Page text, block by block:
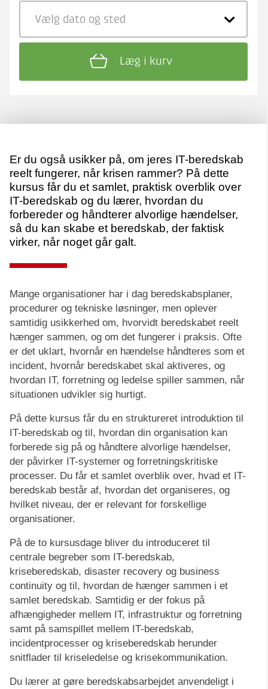
Vælg dato og sted
Læg i kurv
Er du også usikker på, om jeres IT-beredskab
reelt fungerer, når krisen rammer? På dette
kursus får du et samlet, praktisk overblik over
IT-beredskab og du lærer, hvordan du
forbereder og håndterer alvorlige hændelser,
så du kan skabe et beredskab, der faktisk
virker, når noget går galt.
Mange organisationer har i dag beredskabsplaner,
procedurer og tekniske løsninger, men oplever
samtidig usikkerhed om, hvorvidt beredskabet reelt
hænger sammen, og om det fungerer i praksis. Ofte
er det uklart, hvornår en hændelse håndteres som et
incident, hvornår beredskabet skal aktiveres, og
hvordan IT, forretning og ledelse spiller sammen, når
situationen udvikler sig hurtigt.
På dette kursus får du en struktureret introduktion til
IT-beredskab og til, hvordan din organisation kan
forberede sig på og håndtere alvorlige hændelser,
der påvirker IT-systemer og forretningskritiske
processer. Du får et samlet overblik over, hvad et IT-
beredskab består af, hvordan det organiseres, og
hvilket niveau, der er relevant for forskellige
organisationer.
På de to kursusdage bliver du introduceret til
centrale begreber som IT-beredskab,
kriseberedskab, disaster recovery og business
continuity og til, hvordan de hænger sammen i et
samlet beredskab. Samtidig er der fokus på
afhængigheder mellem IT, infrastruktur og forretning
samt på samspillet mellem IT-beredskab,
incidentprocesser og kriseberedskab herunder
snitflader til kriseledelse og krisekommunikation.
Du lærer at gøre beredskabsarbejdet anvendeligt i